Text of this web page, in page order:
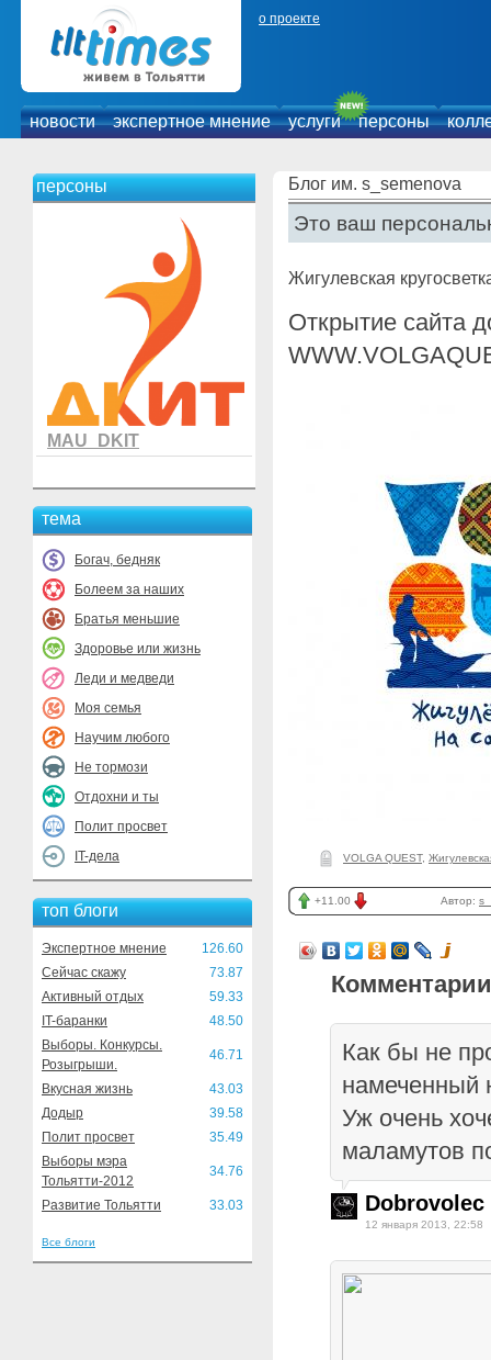
о проекте
новости экспертное мнение услуги персоны
персоны
MAU_DKIT
тема
Богач, бедняк
Болеем за наших
Братья меньшие
Здоровье или жизнь
Леди и медведи
Моя семья
Научим любого
Не тормози
Отдохни и ты
Полит просвет
IT-дела
топ блоги
Экспертное мнение
126.60
Сейчас скажу
73.87
Активный отдых
59.33
IT-баранки
48.50
Выборы. Конкурсы.
Розыгрыши.
46.71
Вкусная жизнь
43.03
Додыр
39.58
Полит просвет
35.49
Выборы мэра
Тольятти-2012
34.76
Развитие Тольятти 33.03
Все блоги
Блог им. s_semenova
Это ваш
Жигулевская
Открытие сайта
VOLGA QUEST,
+11.00 Автор:
Как бы не
намеченный
Уж очень
маламутов
Dobrovolec
12 января 2013, 22:58